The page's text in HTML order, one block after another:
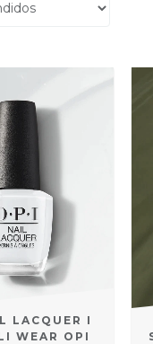
LACQUER I
WEAR OPI